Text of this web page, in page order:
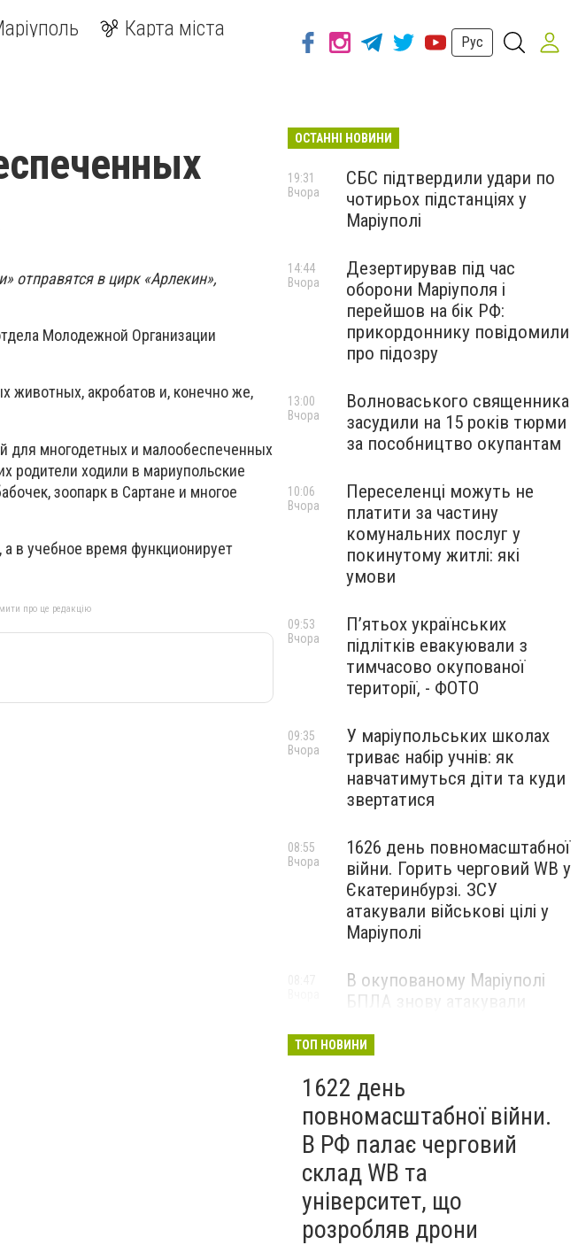
Карта міста
Рус
отправятся в цирк «Арлекин»,
Молодежной Организации
животных, акробатов и, конечно же,
для многодетных и малообеспеченных
родители ходили в мариупольские
зоопарк в Сартане и многое
в учебное время функционирует
про це редакцію
ОСТАННІ НОВИНИ
СБС підтвердили удари по
чотирьох підстанціях у
Маріуполі
19:31
Вчора
Дезертирував під час
оборони Маріуполя і
перейшов на бік РФ:
прикордоннику повідомили
про підозру
14:44
Вчора
Волноваського священника
засудили на 15 років тюрми
за пособництво окупантам
13:00
Вчора
Переселенці можуть не
платити за частину
комунальних послуг у
покинутому житлі: які
умови
10:06
Вчора
П’ятьох українських
підлітків евакуювали з
тимчасово окупованої
території, - ФОТО
09:53
Вчора
У маріупольських школах
триває набір учнів: як
навчатимуться діти та куди
звертатися
09:35
Вчора
1626 день повномасштабної
війни. Горить черговий WB у
Єкатеринбурзі. ЗСУ
атакували військові цілі у
Маріуполі
08:55
Вчора
В окупованому Маріуполі
БПЛА знову атакували
— ВІДЕО
ТОП НОВИНИ
1622 день
повномасштабної війни.
В РФ палає черговий
склад WB та
університет, що
розробляв дрони